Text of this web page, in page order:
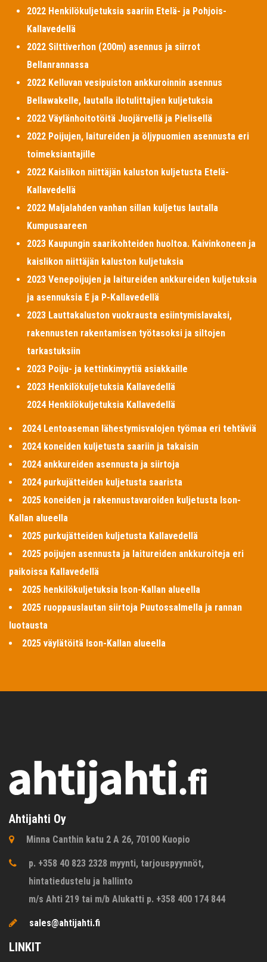
2022 Henkilökuljetuksia saariin Etelä- ja Pohjois-
Kallavedellä
2022 Silttiverhon (200m) asennus ja siirrot
Bellanrannassa
2022 Kelluvan vesipuiston ankkuroinnin asennus
Bellawakelle, lautalla ilotulittajien kuljetuksia
2022 Väylänhoitotöitä Juojärvellä ja Pielisellä
2022 Poijujen, laitureiden ja öljypuomien asennusta eri
toimeksiantajille
2022 Kaislikon niittäjän kaluston kuljetusta Etelä-
Kallavedellä
2022 Maljalahden vanhan sillan kuljetus lautalla
Kumpusaareen
2023 Kaupungin saarikohteiden huoltoa. Kaivinkoneen ja
kaislikon niittäjän kaluston kuljetuksia
2023 Venepoijujen ja laitureiden ankkureiden kuljetuksia
ja asennuksia E ja P-Kallavedellä
2023 Lauttakaluston vuokrausta esiintymislavaksi,
rakennusten rakentamisen työtasoksi ja siltojen
tarkastuksiin
2023 Poiju- ja kettinkimyytiä asiakkaille
2023 Henkilökuljetuksia Kallavedellä
2024 Henkilökuljetuksia Kallavedellä
2024 Lentoaseman lähestymisvalojen työmaa eri tehtäviä
2024 koneiden kuljetusta saariin ja takaisin
2024 ankkureiden asennusta ja siirtoja
2024 purkujätteiden kuljetusta saarista
2025 koneiden ja rakennustavaroiden kuljetusta Ison-
Kallan alueella
2025 purkujätteiden kuljetusta Kallavedellä
2025 poijujen asennusta ja laitureiden ankkuroiteja eri
paikoissa Kallavedellä
2025 henkilökuljetuksia Ison-Kallan alueella
2025 ruoppauslautan siirtoja Puutossalmella ja rannan
luotausta
2025 väylätöitä Ison-Kallan alueella
Ahtijahti Oy
Minna Canthin katu 2 A 26, 70100 Kuopio
p. +358 40 823 2328 myynti, tarjouspyynnöt,
hintatiedustelu ja hallinto
m/s Ahti 219 tai m/b Alukatti p. +358 400 174 844
sales@ahtijahti.fi
LINKIT